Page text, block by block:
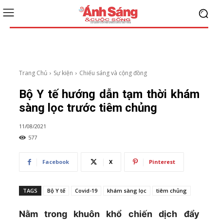
Trang Chủ Sự kiện Chiếu sáng và cộng đồng
Bộ Y tế hướng dẫn tạm thời khám
sàng lọc trước tiêm chủng
11/08/2021
577
Facebook X Pinterest
TAGS Bộ Y tế Covid-19 khám sàng lọc tiêm chủng
Nằm trong khuôn khổ chiến dịch đẩy